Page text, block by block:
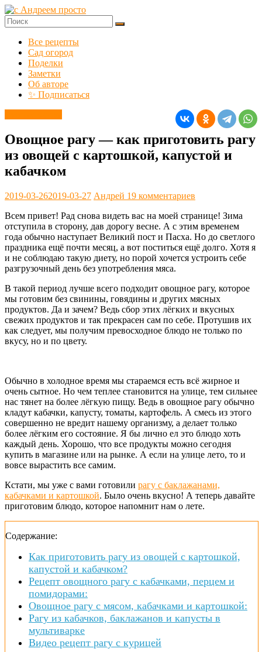
Перейти
к
содержимому
с
Андреем
просто
Добро
пожаловать!
Все рецепты
Сад огород
Поделки
Заметки
Об авторе
✨ Подписаться
Овощное рагу — как приготовить рагу
из овощей с картошкой, капустой и
кабачком
2019-03-262019-03-27 Андрей 19 комментариев
Всем привет! Рад снова видеть вас на моей странице! Зима
отступила в сторону, дав дорогу весне. А с этим временем
года обычно наступает Великий пост и Пасха. Но до светлого
праздника ещё почти месяц, а вот поститься ещё долго. Хотя я
и не соблюдаю такую диету, но порой хочется устроить себе
разгрузочный день без употребления мяса.
В такой период лучше всего подходит овощное рагу, которое
мы готовим без свинины, говядины и других мясных
продуктов. Да и зачем? Ведь сбор этих лёгких и вкусных
свежих продуктов и так прекрасен сам по себе. Протушив их
как следует, мы получим превосходное блюдо не только по
вкусу, но и по цвету.
Обычно в холодное время мы стараемся есть всё жирное и
очень сытное. Но чем теплее становится на улице, тем сильнее
нас тянет на более лёгкую пищу. Ведь в овощное рагу обычно
кладут кабачки, капусту, томаты, картофель. А смесь из этого
совершенно не вредит нашему организму, а делает только
более лёгким его состояние. Я бы лично ел это блюдо хоть
каждый день. Хорошо, что все продукты можно сегодня
купить в магазине или на рынке. А если на улице лето, то и
вовсе вырастить все самим.
Кстати, мы уже с вами готовили рагу с баклажанами,
кабачками и картошкой. Было очень вкусно! А теперь давайте
приготовим блюдо, которое напомнит нам о лете.
Содержание:
Как приготовить рагу из овощей с картошкой,
капустой и кабачком?
Рецепт овощного рагу с кабачками, перцем и
помидорами:
Овощное рагу с мясом, кабачками и картошкой:
Рагу из кабачков, баклажанов и капусты в
мультиварке
Видео рецепт рагу с курицей